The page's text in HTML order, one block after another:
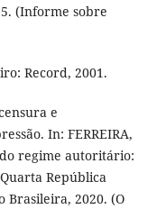
(Informe sobre
Record, 2001.
e
In: FERREIRA,
do regime autoritário:
República
Brasileira, 2020. (O